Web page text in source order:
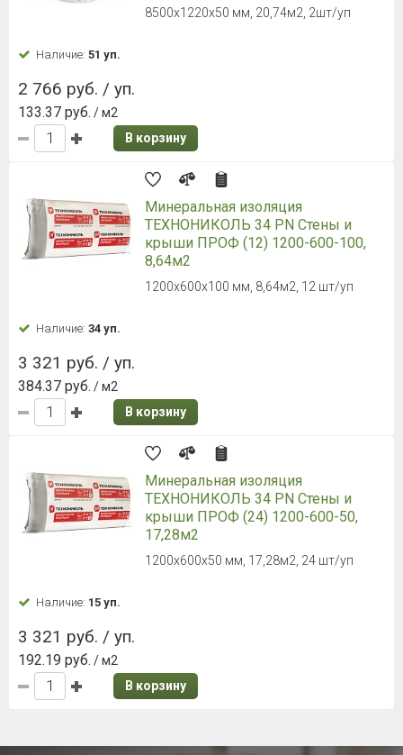
8500х1220х50 мм, 20,74м2, 2шт/уп
Наличие: 51 уп.
2 766 руб. / уп.
133.37 руб. / м2
В корзину
Минеральная изоляция
ТЕХНОНИКОЛЬ 34 PN Стены и
крыши ПРОФ (12) 1200-600-100,
8,64м2
1200х600х100 мм, 8,64м2, 12 шт/уп
Наличие: 34 уп.
3 321 руб. / уп.
384.37 руб. / м2
В корзину
Минеральная изоляция
ТЕХНОНИКОЛЬ 34 PN Стены и
крыши ПРОФ (24) 1200-600-50,
17,28м2
1200х600х50 мм, 17,28м2, 24 шт/уп
Наличие: 15 уп.
3 321 руб. / уп.
192.19 руб. / м2
В корзину